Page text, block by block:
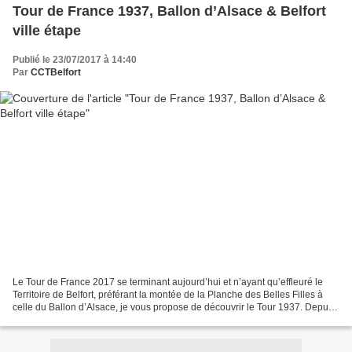
Tour de France 1937, Ballon d’Alsace & Belfort
ville étape
Publié le 23/07/2017 à 14:40
Par CCTBelfort
Le Tour de France 2017 se terminant aujourd’hui et n’ayant qu’effleuré le
Territoire de Belfort, préférant la montée de la Planche des Belles Filles à
celle du Ballon d’Alsace, je vous propose de découvrir le Tour 1937. Depuis